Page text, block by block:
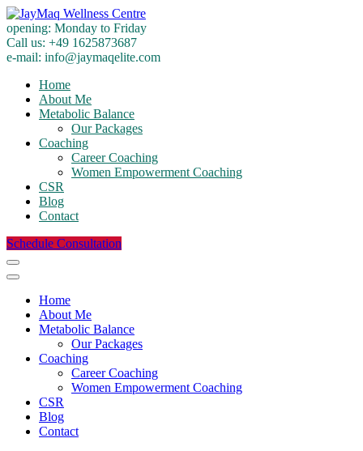
opening: Monday to Friday
Call us: +49 1625873687
e-mail: info@jaymaqelite.com
Home
About Me
Metabolic Balance
Our Packages
Coaching
Career Coaching
Women Empowerment Coaching
CSR
Blog
Contact
Schedule Consultation
Home
About Me
Metabolic Balance
Our Packages
Coaching
Career Coaching
Women Empowerment Coaching
CSR
Blog
Contact